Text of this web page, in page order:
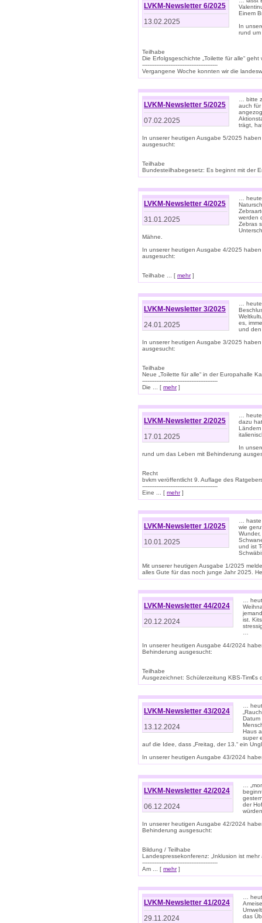
LVKM-Newsletter 6/2025
13.02.2025
Einem
In
rund
Teilhabe
Die Erfolgsgeschichte „Toilette für alle“
-------------------------------------------
Vergangene Woche konnten wir die
LVKM-Newsletter 5/2025
07.02.2025
… bitte
auch für
trägt,
In unserer heutigen Ausgabe 5/2025
ausgesucht:
Teilhabe
Bundesteilhabegesetz: Es beginnt mit der
LVKM-Newsletter 4/2025
31.01.2025
…
werden
Zebras
Mähne.
In unserer heutigen Ausgabe 4/2025
ausgesucht:
Teilhabe ... [ mehr]
LVKM-Newsletter 3/2025
24.01.2025
…
es,
und
In unserer heutigen Ausgabe 3/2025
ausgesucht:
Teilhabe
Neue „Toilette für alle“ in der Europahalle
-------------------------------------------
Die ... [ mehr]
LVKM-Newsletter 2/2025
17.01.2025
…
dazu
In
rund um das Leben mit Behinderung
Recht
bvkm veröffentlicht 9. Auflage des
-------------------------------------------
Eine ... [ mehr]
LVKM-Newsletter 1/2025
10.01.2025
…
wie
und ist
Mit unserer heutigen Ausgabe 1/2025
alles Gute für das noch junge Jahr 2025.
LVKM-Newsletter 44/2024
20.12.2024
…
ist.
In unserer heutigen Ausgabe 44/2024
Behinderung ausgesucht:
Teilhabe
Ausgezeichnet: Schülerzeitung KBS-Tim€s
LVKM-Newsletter 43/2024
13.12.2024
…
Datum
Haus
super
auf die Idee, dass „Freitag, der 13.“ ein
In unserer heutigen Ausgabe 43/2024
LVKM-Newsletter 42/2024
06.12.2024
…
der
In unserer heutigen Ausgabe 42/2024
Behinderung ausgesucht:
Bildung / Teilhabe
Landespressekonferenz: „Inklusion ist mehr
-------------------------------------------
Am ... [ mehr]
LVKM-Newsletter 41/2024
29.11.2024
…
das